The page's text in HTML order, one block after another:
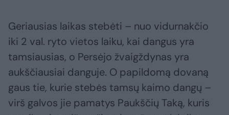
Geriausias laikas stebėti – nuo vidurnakčio
iki 2 val. ryto vietos laiku, kai dangus yra
tamsiausias, o Persėjo žvaigždynas yra
aukščiausiai danguje. O papildomą dovaną
gaus tie, kurie stebės tamsų kaimo dangų –
virš galvos jie pamatys Paukščių Taką, kuris